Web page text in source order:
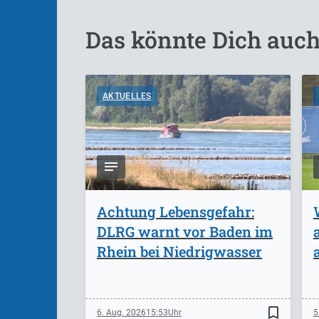
Das könnte Dich
AKTUELLES
Achtung Lebensgefahr:
DLRG warnt vor Baden im
Rhein bei Niedrigwasser
6. Aug. 202615:53 bookmark_border